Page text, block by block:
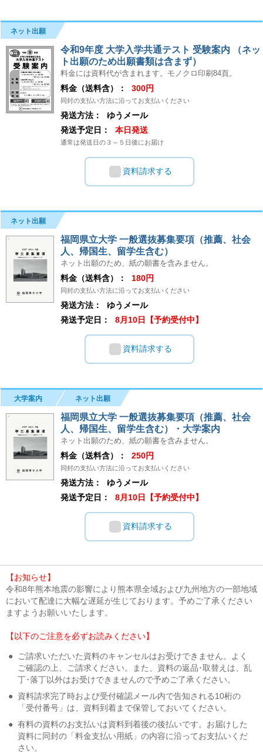
ネット出願
令和9年度 大学入学共通テスト 受験案内 （ネッ
ト出願のため出願書類は含まず）
料金には資料代が含まれます。モノクロ印刷84頁。
料金（送料含）： 300円
同封の支払い方法に沿ってお支払いください
発送方法：
ゆうメール
発送予定日：
本日発送
通常は発送日の３～５日後にお届け
資料請求する
ネット出願
福岡県立大学 一般選抜募集要項（推薦、社会
人、帰国生、留学生含む）
ネット出願のため、紙の願書を含みません。
料金（送料含）： 180円
同封の支払い方法に沿ってお支払いください
発送方法：
ゆうメール
発送予定日：
8月10日【予約受付中】
資料請求する
大学案内 ネット出願
福岡県立大学 一般選抜募集要項（推薦、社会
人、帰国生、留学生含む）・大学案内
ネット出願のため、紙の願書を含みません。
料金（送料含）： 250円
同封の支払い方法に沿ってお支払いください
発送方法：
ゆうメール
発送予定日：
8月10日【予約受付中】
資料請求する
【お知らせ】
令和8年熊本地震の影響により熊本県全域および九州地方の一部地域
において配達に大幅な遅延が生じております。予めご了承ください
ますようお願いいたします。
【以下のご注意を必ずお読みください】
●
ご請求いただいた資料のキャンセルはお受けできません。よく
ご確認の上、ご請求ください。また、資料の返品･取替えは、乱
丁･落丁以外はお受けできませんので予めご了承ください。
● 資料請求完了時および受付確認メール内で告知される10桁の
「受付番号」は、資料到着まで保管しておいてください。
● 有料の資料のお支払いは資料到着後の後払いです。お届けした
資料に同封の「料金支払い用紙」の内容に沿ってお支払いくだ
さい。